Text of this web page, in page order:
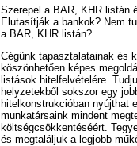
Szerepel a BAR, KHR listán
Elutasítják a bankok? Nem
a BAR, KHR listán?
Cégünk tapasztalatainak és
köszönhetően képes
listások hitelfelvételére.
helyzetekből sokszor egy
hitelkonstrukcióban nyújthat
munkatársaink mindent
költségcsökkentéséért.
és megtaláljuk a legjobb